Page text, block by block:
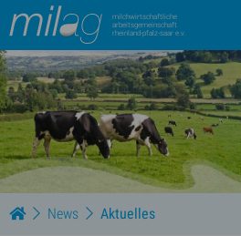
milchwirtschaftliche
arbeitsgemeinschaft
rheinland-pfalz-saar e.v.
News Aktuelles